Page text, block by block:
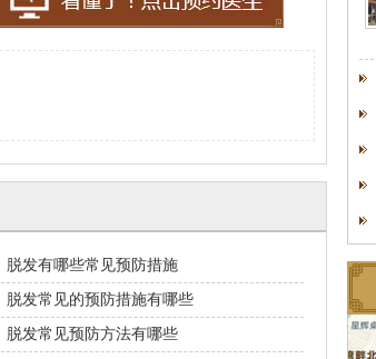
脱发有哪些常见预防措施
脱发常见的预防措施有哪些
脱发常见预防方法有哪些